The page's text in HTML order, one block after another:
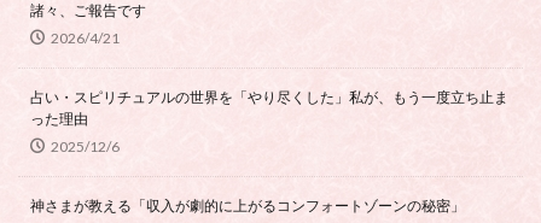
諸々、ご報告です
2026/4/21
占い・スピリチュアルの世界を「やり尽くした」私が、もう一度立ち止ま
った理由
2025/12/6
神さまが教える「収入が劇的に上がるコンフォートゾーンの秘密」